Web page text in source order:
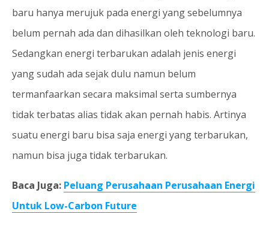
baru hanya merujuk pada energi yang sebelumnya
belum pernah ada dan dihasilkan oleh teknologi baru.
Sedangkan energi terbarukan adalah jenis energi
yang sudah ada sejak dulu namun belum
termanfaarkan secara maksimal serta sumbernya
tidak terbatas alias tidak akan pernah habis. Artinya
suatu energi baru bisa saja energi yang terbarukan,
namun bisa juga tidak terbarukan.
Baca Juga: Peluang Perusahaan Perusahaan Energi
Untuk Low-Carbon Future